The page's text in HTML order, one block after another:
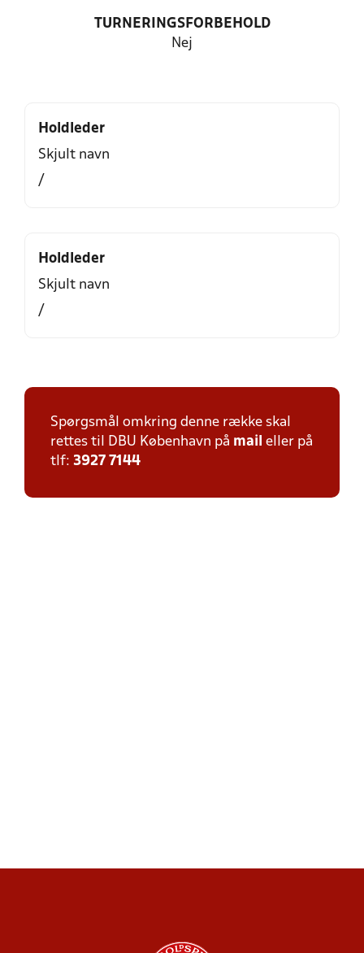
TURNERINGSFORBEHOLD
Nej
Holdleder
Skjult navn
/
Holdleder
Skjult navn
/
Spørgsmål omkring denne række skal
rettes til DBU København på mail eller på
tlf: 3927 7144